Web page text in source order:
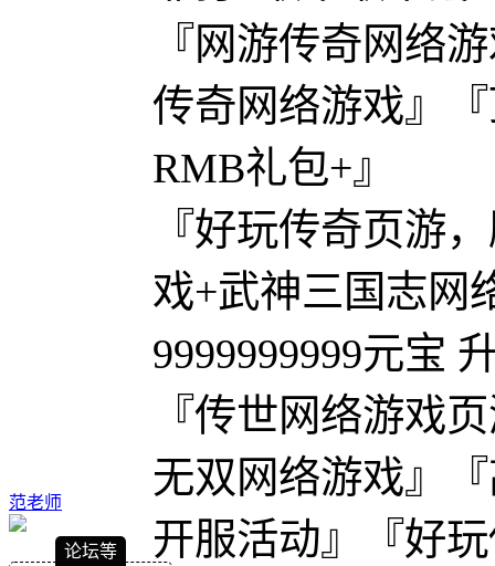
范老师
论坛等
『网游传奇网络
传奇网络游戏』
RMB礼包+』
『好玩传奇页游
戏+武神三国志网
9999999999元宝
『传世网络游戏
无双网络游戏』
开服活动』『好